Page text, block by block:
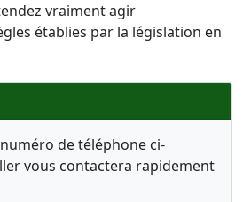
vraiment agir
établies par la législation en
de téléphone ci-
vous contactera rapidement